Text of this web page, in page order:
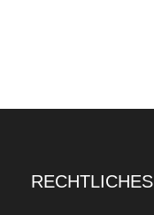
RECHTLICHES